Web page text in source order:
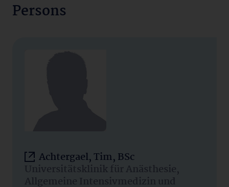
Persons
Achtergael, Tim, BSc
Universitätsklinik für Anästhesie,
Allgemeine Intensivmedizin und